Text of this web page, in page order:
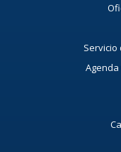
Servicio